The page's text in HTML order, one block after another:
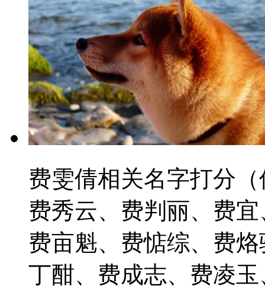
费雯倩相关名字打分
费秀云、费判丽、费
费亩魁、费惦综、费
丁酣、费成志、费凌